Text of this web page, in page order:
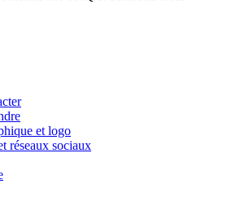
et logo
réseaux sociaux